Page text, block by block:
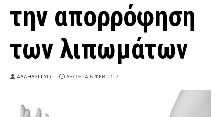
την απορρόφηση
των λιπωμάτων
ΑΛΛΗΛΈΓΓΥΟΙ ΔΕΥΤΈΡΑ 6 ΦΕΒ 2017